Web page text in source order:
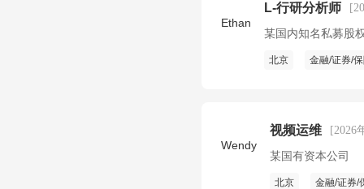
Ethan
L-行研分析师
某国内知名私募股
北京 金融/证券/
Wendy
视频运维 [2026
某国有资本公司
北京 金融/证券/